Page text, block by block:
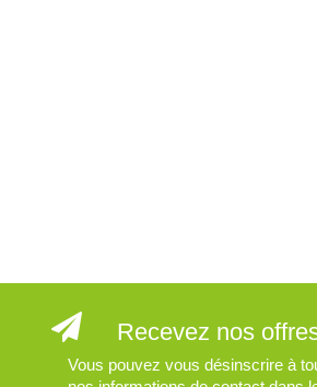
Recevez nos
Vous pouvez vous désinscrire à